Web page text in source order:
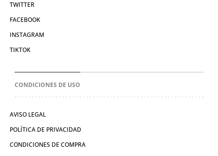
TWITTER
FACEBOOK
INSTAGRAM
TIKTOK
CONDICIONES DE USO
AVISO LEGAL
POLÍTICA DE PRIVACIDAD
CONDICIONES DE COMPRA